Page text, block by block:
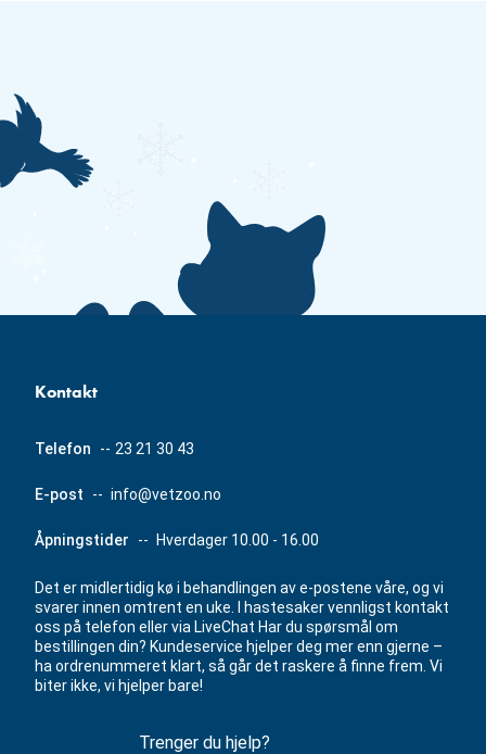
Kontakt
Telefon -- 23 21 30 43
E-post -- info@vetzoo.no
Åpningstider -- Hverdager 10.00 - 16.00
Det er midlertidig kø i behandlingen av e-postene våre, og vi
svarer innen omtrent en uke. I hastesaker vennligst kontakt
oss på telefon eller via LiveChat Har du spørsmål om
bestillingen din? Kundeservice hjelper deg mer enn gjerne –
ha ordrenummeret klart, så går det raskere å finne frem. Vi
biter ikke, vi hjelper bare!
Trenger du hjelp?